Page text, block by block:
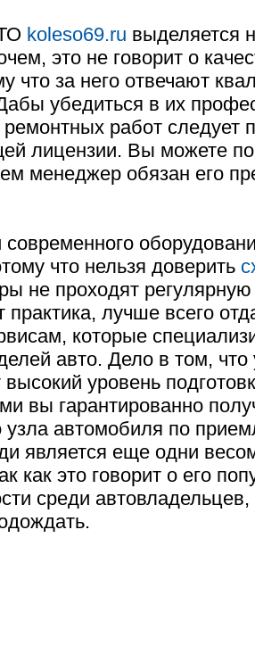
koleso69.ru выделяется
это не говорит о
что за него отвечают
убедиться в их
работ следует
лицензии. Вы можете
менеджер обязан его
что нельзя доверить
не проходят регулярную
практика, лучше всего
которые
авто. Дело в том, что
высокий уровень
вы гарантированно
узла автомобиля по
является еще одни
как это говорит о его
среди